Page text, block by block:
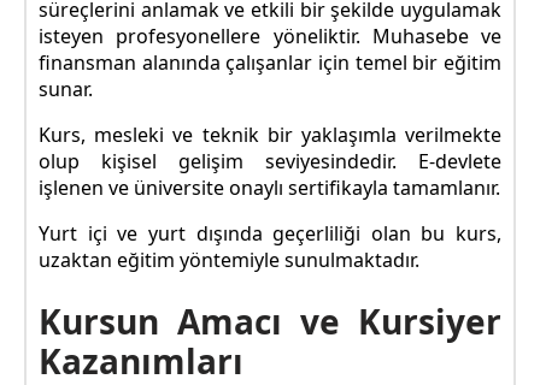
süreçlerini anlamak ve etkili bir şekilde uygulamak
isteyen profesyonellere yöneliktir. Muhasebe ve
finansman alanında çalışanlar için temel bir eğitim
sunar.
Kurs, mesleki ve teknik bir yaklaşımla verilmekte
olup kişisel gelişim seviyesindedir. E-devlete
işlenen ve üniversite onaylı sertifikayla tamamlanır.
Yurt içi ve yurt dışında geçerliliği olan bu kurs,
uzaktan eğitim yöntemiyle sunulmaktadır.
Kursun Amacı ve Kursiyer
Kazanımları